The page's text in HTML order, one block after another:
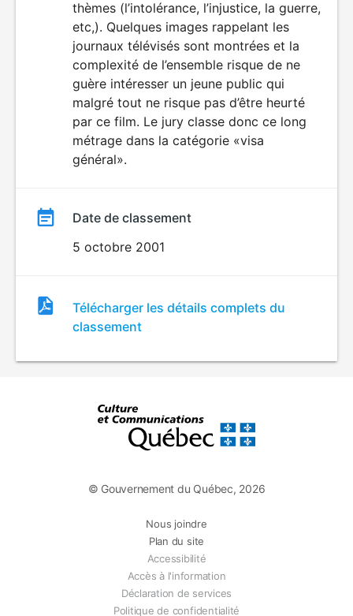
thèmes (l’intolérance, l’injustice, la guerre,
etc,). Quelques images rappelant les
journaux télévisés sont montrées et la
complexité de l’ensemble risque de ne
guère intéresser un jeune public qui
malgré tout ne risque pas d’être heurté
par ce film. Le jury classe donc ce long
métrage dans la catégorie «visa
général».
Date de classement
5 octobre 2001
Fichier
de
classement
Télécharger les détails complets du
classement
© Gouvernement du Québec, 2026
Nous joindre
Plan du site
Accessibilité
Accès à l'information
Déclaration de services
Politique de confidentialité